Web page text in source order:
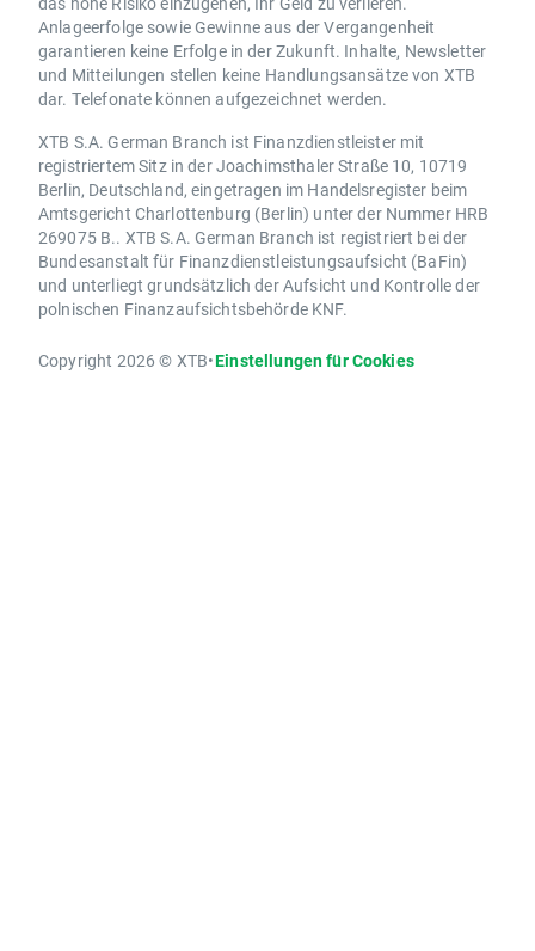
Anlageerfolge sowie Gewinne aus der Vergangenheit
garantieren keine Erfolge in der Zukunft. Inhalte, Newsletter
und Mitteilungen stellen keine Handlungsansätze von XTB
dar. Telefonate können aufgezeichnet werden.
XTB S.A. German Branch ist Finanzdienstleister mit
registriertem Sitz in der Joachimsthaler Straße 10, 10719
Berlin, Deutschland, eingetragen im Handelsregister beim
Amtsgericht Charlottenburg (Berlin) unter der Nummer HRB
269075 B.. XTB S.A. German Branch ist registriert bei der
Bundesanstalt für Finanzdienstleistungsaufsicht (BaFin)
und unterliegt grundsätzlich der Aufsicht und Kontrolle der
polnischen Finanzaufsichtsbehörde KNF.
Copyright 2026 © XTB•Einstellungen für Cookies